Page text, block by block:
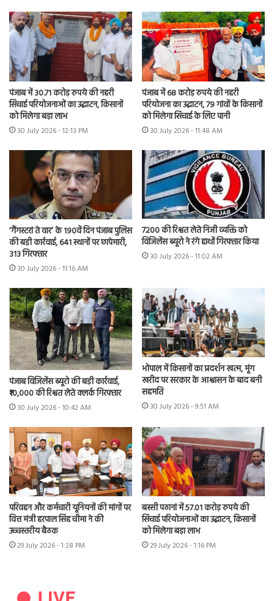
पंजाब में 30.71 करोड़ रुपये की नहरी
सिंचाई परियोजनाओं का उद्घाटन, किसानों
को मिलेगा बड़ा लाभ
30 July 2026 - 12:13 PM
पंजाब में 68 करोड़ रुपये की नहरी
परियोजना का उद्घाटन, 79 गांवों के किसानों
को मिलेगा सिंचाई के लिए पानी
30 July 2026 - 11:48 AM
‘गैंगस्टरां ते वार’ के 190वें दिन पंजाब पुलिस
की बड़ी कार्रवाई, 641 स्थानों पर छापेमारी,
313 गिरफ्तार
30 July 2026 - 11:16 AM
7200 की रिश्वत लेते निजी व्यक्ति को
विजिलेंस ब्यूरो ने रंगे हाथों गिरफ्तार किया
30 July 2026 - 11:02 AM
पंजाब विजिलेंस ब्यूरो की बड़ी कार्रवाई,
₹10,000 की रिश्वत लेते क्लर्क गिरफ्तार
30 July 2026 - 10:42 AM
भोपाल में किसानों का प्रदर्शन खत्म, मूंग
खरीद पर सरकार के आश्वासन के बाद बनी
सहमति
30 July 2026 - 9:51 AM
परिवहन और कर्मचारी यूनियनों की मांगों पर
वित्त मंत्री हरपाल सिंह चीमा ने की
उच्चस्तरीय बैठक
29 July 2026 - 1:28 PM
बस्सी पठानां में 57.01 करोड़ रुपये की
सिंचाई परियोजनाओं का उद्घाटन, किसानों
को मिलेगा बड़ा लाभ
29 July 2026 - 1:16 PM